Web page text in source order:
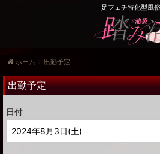
足フェチ特化型風
ホーム 出勤予定
出勤予定
日付